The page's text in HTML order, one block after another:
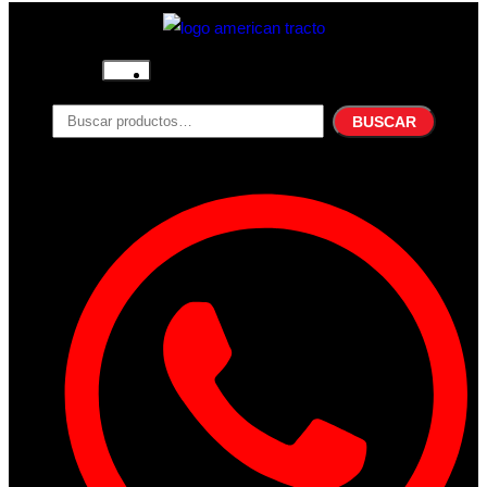
Nosotros
Productos
Refrigerante
Lubricantes
Contacto
Acceder
Iniciar Sesion
Registro
Restablecer la contraseña
BUSCAR